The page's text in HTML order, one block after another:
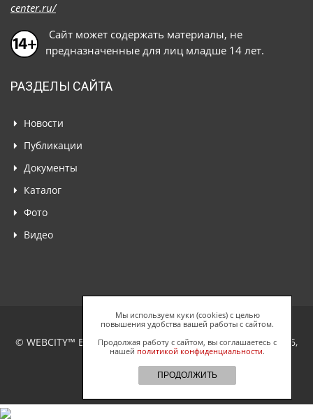
center.ru/
Сайт может содержать материалы, не
предназначенные для лиц младше 14 лет.
РАЗДЕЛЫ САЙТА
Новости
Публикации
Документы
Каталог
Фото
Видео
© WEBCITY™ Business Network, ООО "Спайдерс Веб", 2026,
Все права защищены.
Мы используем куки (cookies) с целью
повышения удобства вашей работы с сайтом.
Продолжая работу с сайтом, вы соглашаетесь с
нашей политикой конфиденциальности.
ПРОДОЛЖИТЬ